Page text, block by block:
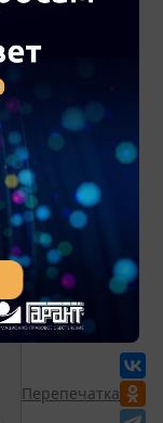
Перепечатка